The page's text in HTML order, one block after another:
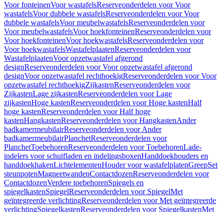
Voor fonteinenVoor wastafelsReserveonderdelen voor Voor
wastafelsVoor dubbele wastafelsReserveonderdelen voor Voor
dubbele wastafelsVoor meubelwastafelsReserveonderdelen voor
Voor meubelwastafelsVoor hoekfonteinenReserveonderdelen voor
Voor hoekfonteinenVoor hoekwastafelsReserveonderdelen voor
Voor hoekwastafelsWastafelplaatenReserveonderdelen voor
WastafelplaatenVoor opzetwastafel afgerond
designReserveonderdelen voor Voor opzetwastafel afgerond
designVoor opzetwastafel rechthoekigReserveonderdelen voor Voor
opzetwastafel rechthoekigZijkastenReserveonderdelen voor
ZijkastenLage zijkastenReserveonderdelen voor Lage
zijkastenHoge kastenReserveonderdelen voor Hoge kastenHalf
hoge kastenReserveonderdelen voor Half hoge
kastenHangkastenReserveonderdelen voor HangkastenAnder
badkamermeubilairReserveonderdelen voor Ander
badkamermeubilairPlanchetReserveonderdelen voor
PlanchetToebehorenReserveonderdelen voor ToebehorenLade-
indelers voor schuifladen en indelingsboxenHanddoekhouders en
handdoekhakenLichtelementenHouder voor wastafelplatenGreepSet
steunpotenMagneetwandenContactdozenReserveonderdelen voor
ContactdozenVerdere toebehorenSpiegels en
spiegelkastenSpiegelReserveonderdelen voor SpiegelMet
geïntegreerde verlichtingReserveonderdelen voor Met geïntegreerde
verlichtingSpiegelkastenReserveonderdelen voor SpiegelkastenMet